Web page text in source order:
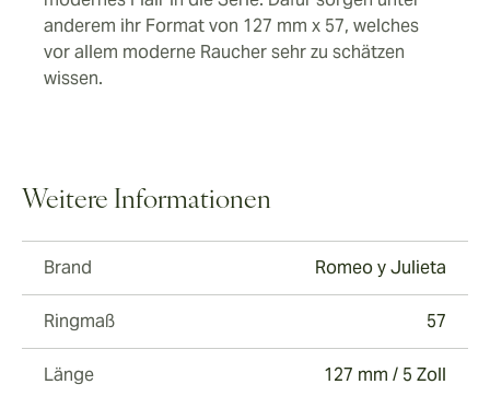
anderem ihr Format von 127 mm x 57, welches
vor allem moderne Raucher sehr zu schätzen
wissen.
Weitere Informationen
Brand Romeo y Julieta
Ringmaß 57
Länge 127 mm / 5 Zoll